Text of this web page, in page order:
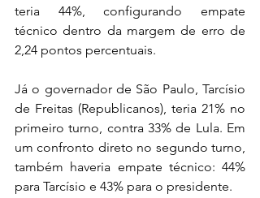
teria 44%, configurando empate
técnico dentro da margem de erro de
2,24 pontos percentuais.
Já o governador de São Paulo, Tarcísio
de Freitas (Republicanos), teria 21% no
primeiro turno, contra 33% de Lula. Em
um confronto direto no segundo turno,
também haveria empate técnico: 44%
para Tarcísio e 43% para o presidente.